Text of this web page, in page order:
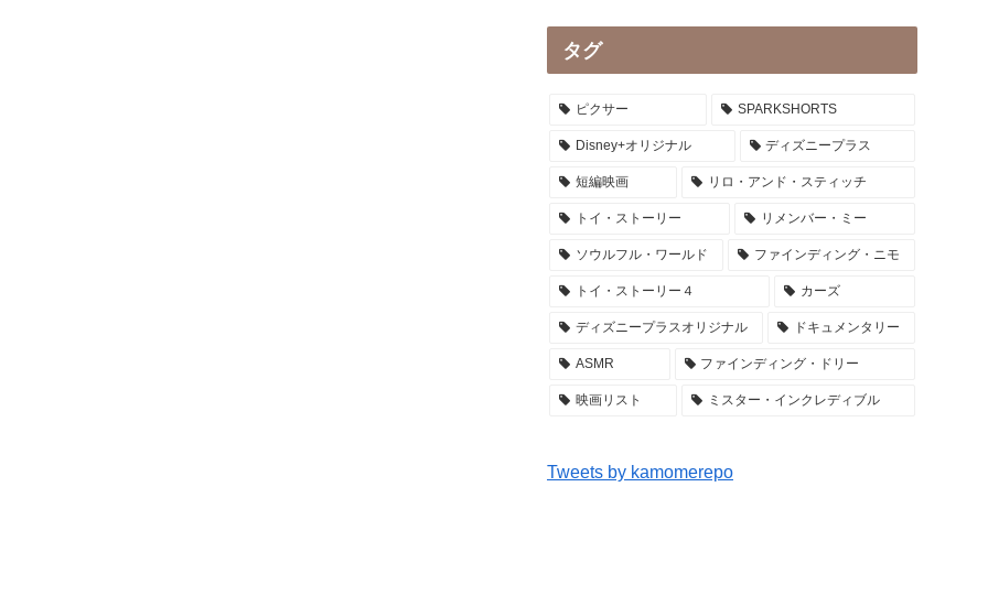
タグ
ピクサー SPARKSHORTS
Disney+オリジナル ディズニープラス
短編映画 リロ・アンド・スティッチ
トイ・ストーリー リメンバー・ミー
ソウルフル・ワールド ファインディング・ニモ
トイ・ストーリー４ カーズ
ディズニープラスオリジナル ドキュメンタリー
ASMR ファインディング・ドリー
映画リスト ミスター・インクレディブル
Tweets by kamomerepo